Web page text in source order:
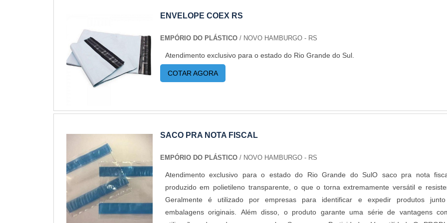
ENVELOPE COEX RS
EMPÓRIO DO PLÁSTICO/ NOVO HAMBURGO - RS
Atendimento exclusivo para o estado do Rio Grande do Sul.
COTAR AGORA
SACO PRA NOTA FISCAL
EMPÓRIO DO PLÁSTICO/ NOVO HAMBURGO - RS
Atendimento exclusivo para o estado do Rio Grande do SulO saco pra nota
produzido em polietileno transparente, o que o torna extremamente versátil e
Geralmente é utilizado por empresas para identificar e expedir produtos
embalagens originais. Além disso, o produto garante uma série de vantagens